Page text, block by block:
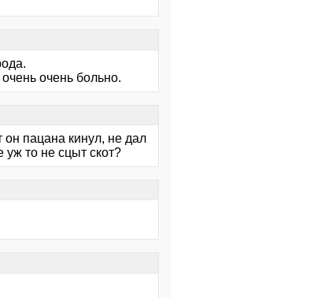
очень больно.
пацана кинул, не дал
уж то не сцыт скот?